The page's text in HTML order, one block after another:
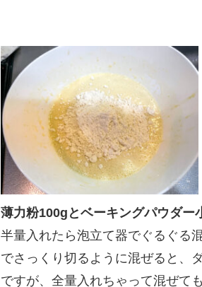
薄力粉100gとベーキングパウダー
半量入れたら泡立て器でぐるぐる
でさっくり切るように混ぜると、
ですが、全量入れちゃって混ぜて